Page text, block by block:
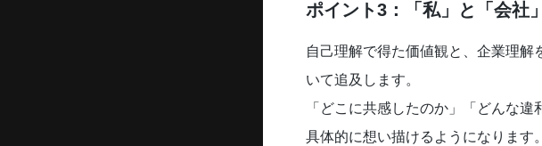
ポイント3：「私」と「会社
自己理解で得た価値観と、企業理解
いて追及します。
「どこに共感したのか」「どんな
具体的に想い描けるようになります。